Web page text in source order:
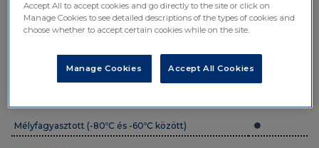
Környezeti (nem szabályozott)
Hűtött (+2°C és +8°C között)
Mélyfagyasztott (-80ºC és -60ºC között)
Accept All to accept cookies and go directly to the site or click on
Manage Cookies to see detailed descriptions of the types of cookies and
choose whether to accept certain cookies while on the site.
Accept All Cookies
Manage Cookies